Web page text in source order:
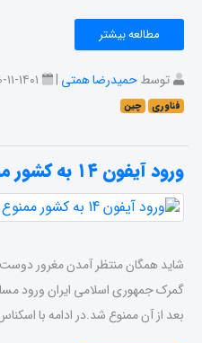
مطالعه بیشتر
توسطحمیدرضا همتی | ۱۴۰۱-۱۱-۳۰ |
فناوری
چین
ورود آیفون ۱۴ به کشور ممنوع شد+جزئیات
شاید همگان منتظر آمدن مغرور
بعد از آن ممنوع شد.در ادامه با